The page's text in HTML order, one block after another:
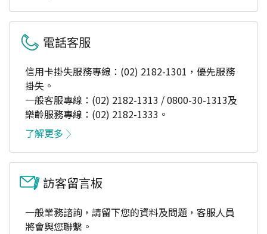
電話客服
信用卡掛失服務專線：(02) 2182-1301，優先服務
掛失。
一般客服專線：(02) 2182-1313 / 0800-30-1313及
樂齡服務專線：(02) 2182-1333。
了解更多
訪客留言板
一般業務諮詢，請留下您的資料及問題，客服人員
將會與您聯繫。